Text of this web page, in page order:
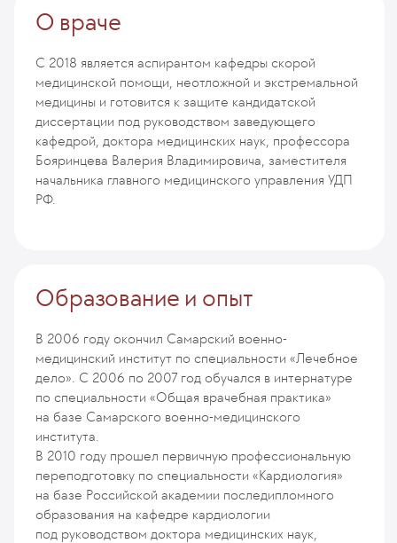
О враче
С 2018 является аспирантом кафедры скорой
медицинской помощи, неотложной и экстремальной
медицины и готовится к защите кандидатской
диссертации под руководством заведующего
кафедрой, доктора медицинских наук, профессора
Бояринцева Валерия Владимировича, заместителя
начальника главного медицинского управления УДП
РФ.
Образование и опыт
В 2006 году окончил Самарский военно-
медицинский институт по специальности «Лечебное
дело». С 2006 по 2007 год обучался в интернатуре
по специальности «Общая врачебная практика»
на базе Самарского военно-медицинского
института.
В 2010 году прошел первичную профессиональную
переподготовку по специальности «Кардиология»
на базе Российской академии последипломного
образования на кафедре кардиологии
под руководством доктора медицинских наук,